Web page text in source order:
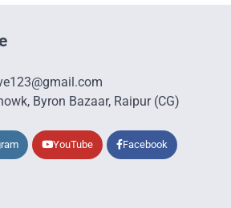
Byron Bazaar, Raipur (CG)
YouTube Facebook